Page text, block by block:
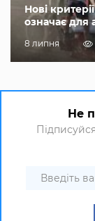
Нові
означає для
8 липня
Не